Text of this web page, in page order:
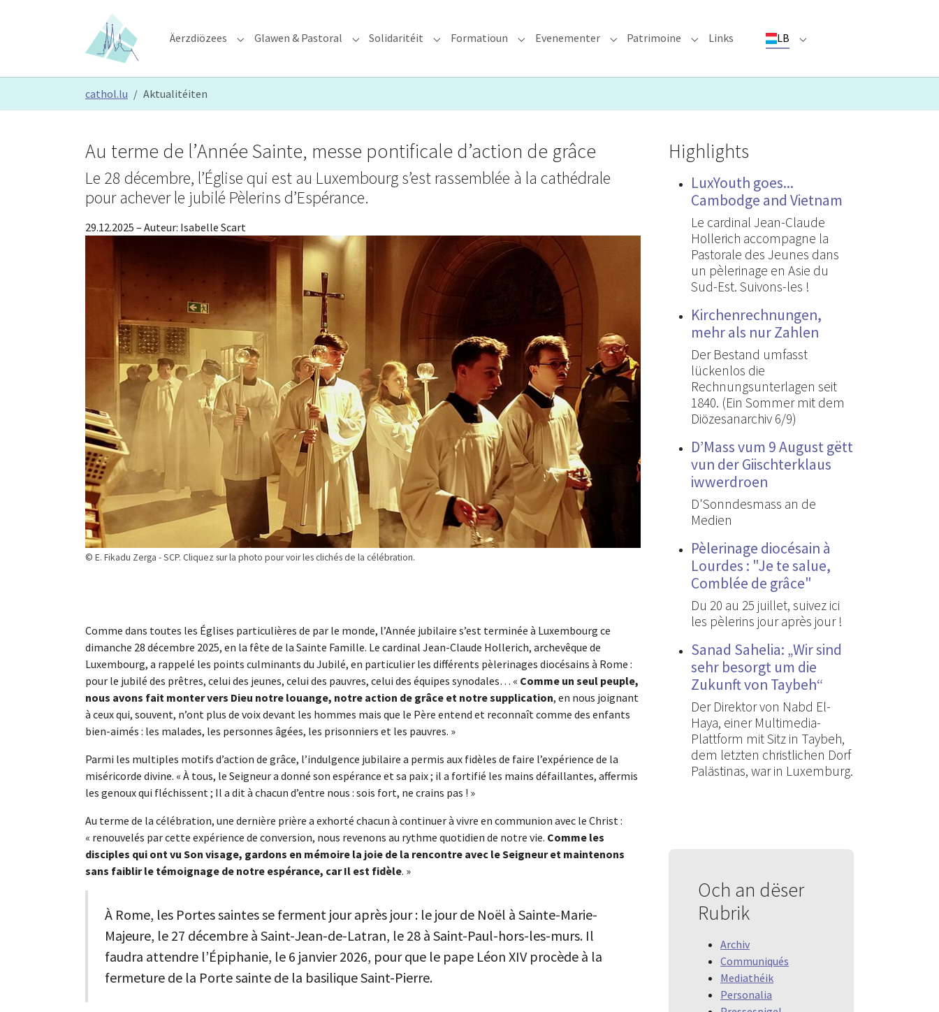
Äerzdiözees Submenu for "Äerzdiözees"
Glawen & Pastoral Submenu for "Glawen & Pastoral"
Solidaritéit Submenu for "Solidaritéit"
Formatioun Submenu for "Formatioun"
Evenementer Submenu for "Evenementer"
Patrimoine Submenu for "Patrimoine"
Links LB Submenu for "LB"
cathol.lu Aktualitéiten
© E. Fikadu Zerga - SCP. Cliquez sur la photo pour voir les clichés de la célébration.
Au terme de l’Année Sainte, messe pontificale d’action de grâce
Le 28 décembre, l’Église qui est au Luxembourg s’est rassemblée à la cathédrale
pour achever le jubilé Pèlerins d’Espérance.
29.12.2025 – Auteur: Isabelle Scart
Comme dans toutes les Églises particulières de par le monde, l’Année jubilaire s’est terminée à Luxembourg ce
dimanche 28 décembre 2025, en la fête de la Sainte Famille. Le cardinal Jean-Claude Hollerich, archevêque de
Luxembourg, a rappelé les points culminants du Jubilé, en particulier les différents pèlerinages diocésains à Rome :
pour le jubilé des prêtres, celui des jeunes, celui des pauvres, celui des équipes synodales… « Comme un seul peuple,
nous avons fait monter vers Dieu notre louange, notre action de grâce et notre supplication, en nous joignant
à ceux qui, souvent, n’ont plus de voix devant les hommes mais que le Père entend et reconnaît comme des enfants
bien-aimés : les malades, les personnes âgées, les prisonniers et les pauvres. »
Parmi les multiples motifs d’action de grâce, l’indulgence jubilaire a permis aux fidèles de faire l’expérience de la
miséricorde divine. « À tous, le Seigneur a donné son espérance et sa paix ; il a fortifié les mains défaillantes, affermis
les genoux qui fléchissent ; Il a dit à chacun d’entre nous : sois fort, ne crains pas ! »
Au terme de la célébration, une dernière prière a exhorté chacun à continuer à vivre en communion avec le Christ :
« renouvelés par cette expérience de conversion, nous revenons au rythme quotidien de notre vie. Comme les
disciples qui ont vu Son visage, gardons en mémoire la joie de la rencontre avec le Seigneur et maintenons
sans faiblir le témoignage de notre espérance, car Il est fidèle. »
À Rome, les Portes saintes se ferment jour après jour : le jour de Noël à Sainte-Marie-
Majeure, le 27 décembre à Saint-Jean-de-Latran, le 28 à Saint-Paul-hors-les-murs. Il
faudra attendre l’Épiphanie, le 6 janvier 2026, pour que le pape Léon XIV procède à la
fermeture de la Porte sainte de la basilique Saint-Pierre.
Highlights
LuxYouth goes...
Cambodge and Vietnam
Le cardinal Jean-Claude
Hollerich accompagne la
Pastorale des Jeunes dans
un pèlerinage en Asie du
Sud-Est. Suivons-les !
Kirchenrechnungen,
mehr als nur Zahlen
Der Bestand umfasst
lückenlos die
Rechnungsunterlagen seit
1840. (Ein Sommer mit dem
Diözesanarchiv 6/9)
D’Mass vum 9 August gëtt
vun der Giischterklaus
iwwerdroen
D'Sonndesmass an de
Medien
Pèlerinage diocésain à
Lourdes : "Je te salue,
Comblée de grâce"
Du 20 au 25 juillet, suivez ici
les pèlerins jour après jour !
Sanad Sahelia: „Wir sind
sehr besorgt um die
Zukunft von Taybeh“
Der Direktor von Nabd El-
Haya, einer Multimedia-
Plattform mit Sitz in Taybeh,
dem letzten christlichen Dorf
Palästinas, war in Luxemburg.
Och an dëser
Rubrik
Archiv
Communiqués
Mediathéik
Personalia